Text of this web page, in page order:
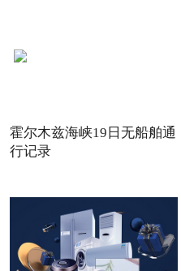
霍尔木兹海峡19日无船舶通
行记录